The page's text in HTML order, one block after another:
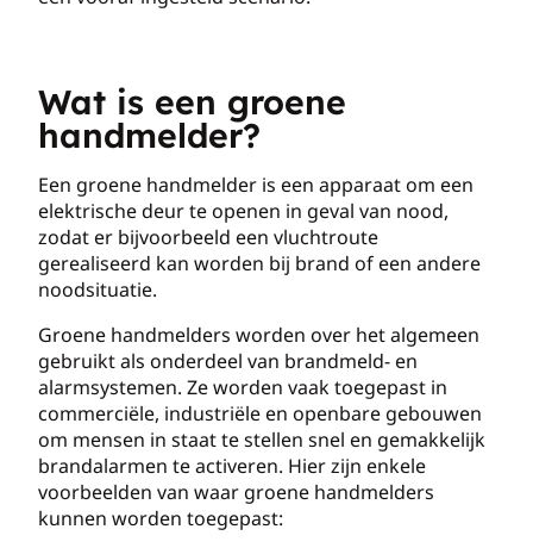
Wat is een groene
handmelder?
Een groene handmelder is een apparaat om een
elektrische deur te openen in geval van nood,
zodat er bijvoorbeeld een vluchtroute
gerealiseerd kan worden bij brand of een andere
noodsituatie.
Groene handmelders worden over het algemeen
gebruikt als onderdeel van brandmeld- en
alarmsystemen. Ze worden vaak toegepast in
commerciële, industriële en openbare gebouwen
om mensen in staat te stellen snel en gemakkelijk
brandalarmen te activeren. Hier zijn enkele
voorbeelden van waar groene handmelders
kunnen worden toegepast: